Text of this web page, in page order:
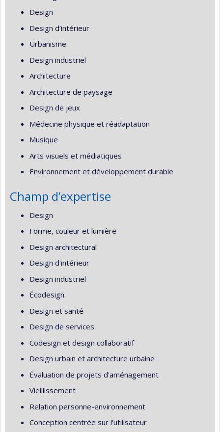
Design
Design d’intérieur
Urbanisme
Design industriel
Architecture
Architecture de paysage
Design de jeux
Médecine physique et réadaptation
Musique
Arts visuels et médiatiques
Environnement et développement durable
Champ d’expertise
Design
Forme, couleur et lumière
Design architectural
Design d'intérieur
Design industriel
Écodesign
Design et santé
Design de services
Codesign et design collaboratif
Design urbain et architecture urbaine
Évaluation de projets d'aménagement
Vieillissement
Relation personne-environnement
Conception centrée sur l'utilisateur